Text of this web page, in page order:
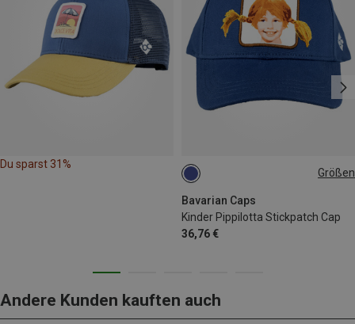
Du sparst 31%
Größen
Bavarian Caps
Kinder Pippilotta Stickpatch Cap
36,76 €
54
Andere Kunden kauften auch